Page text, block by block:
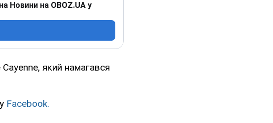
Новини на OBOZ.UA у
який намагався
Facebook.